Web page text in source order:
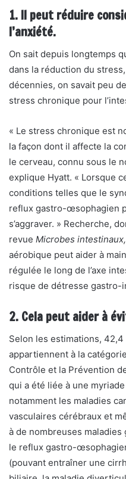
1. Il peut réduire
l’anxiété.
On sait depuis longtemps
dans la réduction du
décennies, on savait peu
stress chronique pour
« Le stress chronique est
la façon dont il affecte la
le cerveau, connu sous le
explique Hyatt. « Lorsque
conditions telles que le
reflux gastro-œsophagien
s’aggraver. » Recherche,
revue Microbes intestinaux,
aérobique peut aider à
régulée le long de l’axe
risque de détresse gastro-
2. Cela peut aider à
Selon les estimations,
appartiennent à la
Contrôle et la Prévention
qui a été liée à une
notamment les maladies
vasculaires cérébraux et
à de nombreuses
le reflux gastro-
(pouvant entraîner une